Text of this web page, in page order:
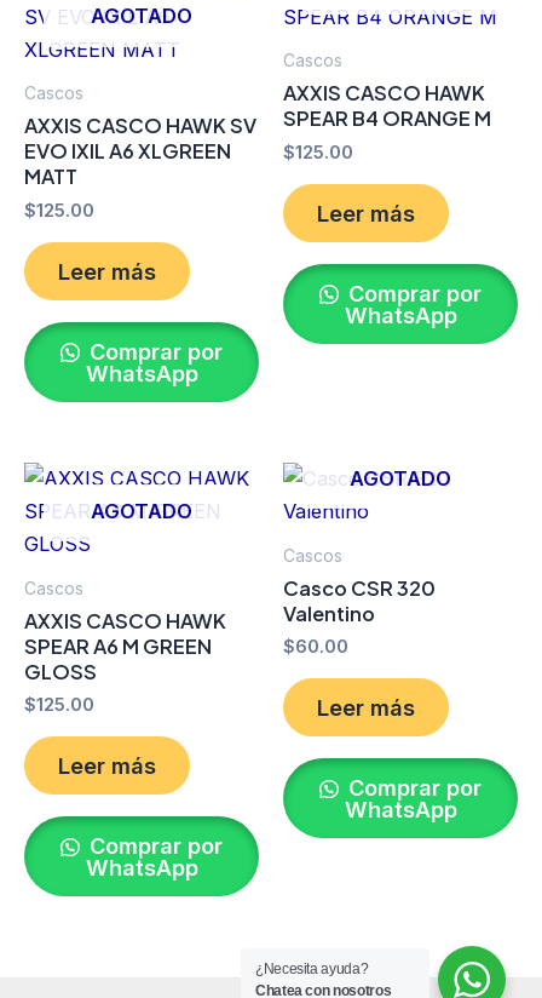
AGOTADO
Cascos
AXXIS CASCO HAWK SV
EVO IXIL A6 XLGREEN
MATT
$125.00
Leer más
Comprar por
WhatsApp
Cascos
AXXIS CASCO HAWK
SPEAR B4 ORANGE M
$125.00
Leer más
Comprar por
WhatsApp
AGOTADO
Cascos
AXXIS CASCO HAWK
SPEAR A6 M GREEN
GLOSS
$125.00
Leer más
Comprar por
WhatsApp
AGOTADO
Cascos
Casco CSR 320
Valentino
$60.00
Leer más
Comprar por
WhatsApp
¿Necesita ayuda?
Chatea con nosotros